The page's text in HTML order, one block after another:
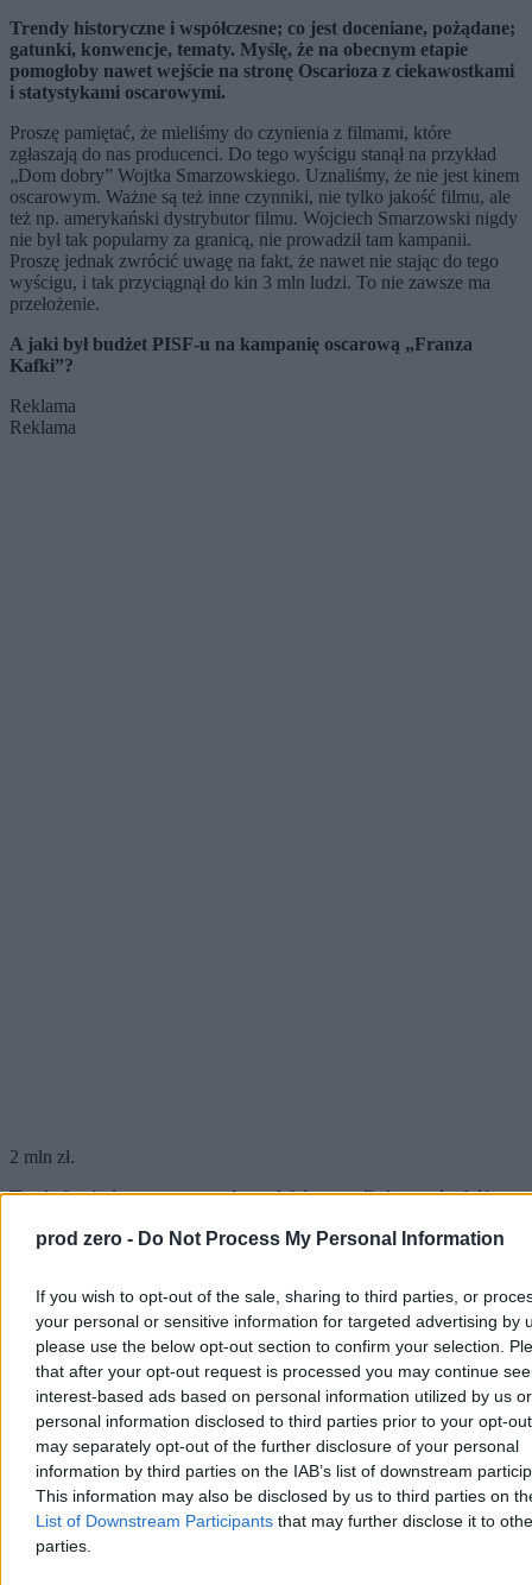
prod zero - Do Not Process My Personal Information
If you wish to opt-out of the sale, sharing to third parties, or
your personal or sensitive information for targeted advertising by
please use the below opt-out section to confirm your selection.
that after your opt-out request is processed you may continue
interest-based ads based on personal information utilized by us or
personal information disclosed to third parties prior to your opt-
may separately opt-out of the further disclosure of your personal
information by third parties on the IAB’s list of downstream
This information may also be disclosed by us to third parties on
List of Downstream Participants that may further disclose it to
parties.
Trendy historyczne i współczesne; co jest doceniane, pożądane;
gatunki, konwencje, tematy. Myślę, że na obecnym etapie
pomogłoby nawet wejście na stronę Oscarioza z ciekawostkami
i statystykami oscarowymi.
Proszę pamiętać, że mieliśmy do czynienia z filmami, które
zgłaszają do nas producenci. Do tego wyścigu stanął na przykład
„Dom dobry” Wojtka Smarzowskiego. Uznaliśmy, że nie jest kinem
oscarowym. Ważne są też inne czynniki, nie tylko jakość filmu, ale
też np. amerykański dystrybutor filmu. Wojciech Smarzowski nigdy
nie był tak popularny za granicą, nie prowadził tam kampanii.
Proszę jednak zwrócić uwagę na fakt, że nawet nie stając do tego
wyścigu, i tak przyciągnął do kin 3 mln ludzi. To nie zawsze ma
przełożenie.
A jaki był budżet PISF-u na kampanię oscarową „Franza
Kafki”?
Reklama
Reklama
2 mln zł.
To chyba śmieszna suma w kontekście tego, ile kosztują dziś
wsparcia. W przypadku niezależnej „ Anory” koszty promocji
To bardzo duża kwota. Jedna z najwyższych, jakie zostały
kiedykolwiek przyznane przez PISF. Producenci byli z niej
zadowoleni. I warto dodać, że producent nie otrzymuje pieniędzy
moją słuszną decyzją, tylko składa do instytutu wniosek na
kampanię oscarową.
Musimy brać pod uwagę wiele rzeczy: koszty kampanii w USA,
liczbę pokazów, wzmocnienie kampanii w przypadku, gdy film trafi
na shortlistę. Budżet jest ograniczony. Dofinansowujemy przede
wszystkim produkcję filmową, edukację i upowszechnianie,
dotowanie kin, badania rynku, promocję zagraniczną. W tych
sferach instytut za moich czasów przekazał najwięcej pieniędzy.